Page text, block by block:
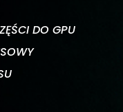
DO GPU